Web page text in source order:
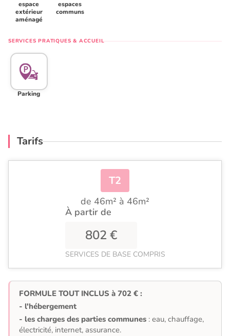
espace
extérieur
aménagé
espaces
communs
SERVICES PRATIQUES & ACCUEIL
Parking
Tarifs
T2
de 46m² à 46m²
À partir de
802 €
SERVICES DE BASE COMPRIS
FORMULE TOUT INCLUS à 702 € :
- l'hébergement
- les charges des parties communes : eau, chauffage,
électricité, internet, assurance.